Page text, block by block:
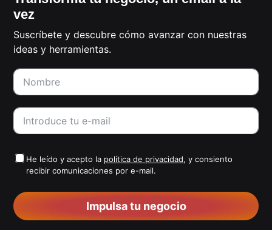
vez
Suscríbete y descubre cómo avanzar con nuestras
ideas y herramientas.
He leído y acepto la política de privacidad, y consiento
recibir comunicaciones por e-mail.
Impulsa tu negocio